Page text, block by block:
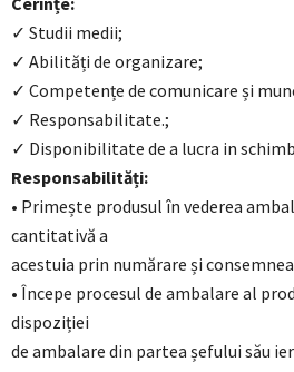
✓ Studii medii;
✓ Abilități de organizare;
✓ Competențe de comunicare și
✓ Responsabilitate.;
✓ Disponibilitate de a lucra in
Responsabilități:
• Primește produsul în vederea
cantitativă a
acestuia prin numărare și
• Începe procesul de ambalare al
dispoziției
de ambalare din partea șefului său